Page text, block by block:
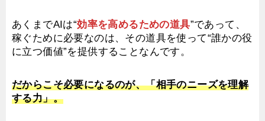
あくまでAIは“効率を高めるための道具”であって、
稼ぐために必要なのは、その道具を使って“誰かの役
に立つ価値”を提供することなんです。
だからこそ必要になるのが、「相手のニーズを理解
する力」。